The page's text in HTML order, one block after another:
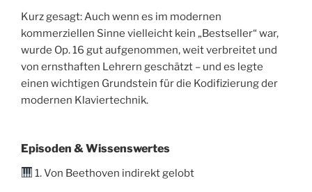
Kurz gesagt: Auch wenn es im modernen
kommerziellen Sinne vielleicht kein „Bestseller“ war,
wurde Op. 16 gut aufgenommen, weit verbreitet und
von ernsthaften Lehrern geschätzt – und es legte
einen wichtigen Grundstein für die Kodifizierung der
modernen Klaviertechnik.
Episoden & Wissenswertes
1. Von Beethoven indirekt gelobt